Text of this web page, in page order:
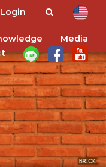
Login
Media